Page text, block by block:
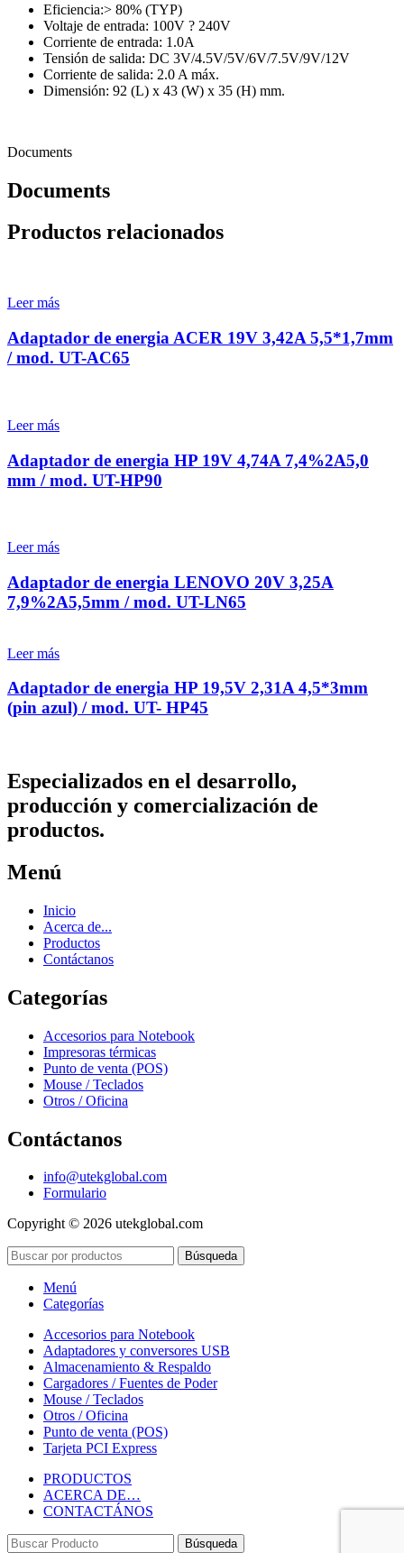
Eficiencia:> 80% (TYP)
Voltaje de entrada: 100V ? 240V
Corriente de entrada: 1.0A
Tensión de salida: DC 3V/4.5V/5V/6V/7.5V/9V/12V
Corriente de salida: 2.0 A máx.
Dimensión: 92 (L) x 43 (W) x 35 (H) mm.
Documents
Documents
Productos relacionados
Leer más
Adaptador de energia ACER 19V 3,42A 5,5*1,7mm
/ mod. UT-AC65
Leer más
Adaptador de energia HP 19V 4,74A 7,4%2A5,0
mm / mod. UT-HP90
Leer más
Adaptador de energia LENOVO 20V 3,25A
7,9%2A5,5mm / mod. UT-LN65
Leer más
Adaptador de energia HP 19,5V 2,31A 4,5*3mm
(pin azul) / mod. UT- HP45
Especializados en el desarrollo,
producción y comercialización de
productos.
Menú
Inicio
Acerca de...
Productos
Contáctanos
Categorías
Accesorios para Notebook
Impresoras térmicas
Punto de venta (POS)
Mouse / Teclados
Otros / Oficina
Contáctanos
info@utekglobal.com
Formulario
Copyright © 2026 utekglobal.com
Búsqueda
Menú
Categorías
Accesorios para Notebook
Adaptadores y conversores USB
Almacenamiento & Respaldo
Cargadores / Fuentes de Poder
Mouse / Teclados
Otros / Oficina
Punto de venta (POS)
Tarjeta PCI Express
PRODUCTOS
ACERCA DE…
CONTACTÁNOS
Búsqueda